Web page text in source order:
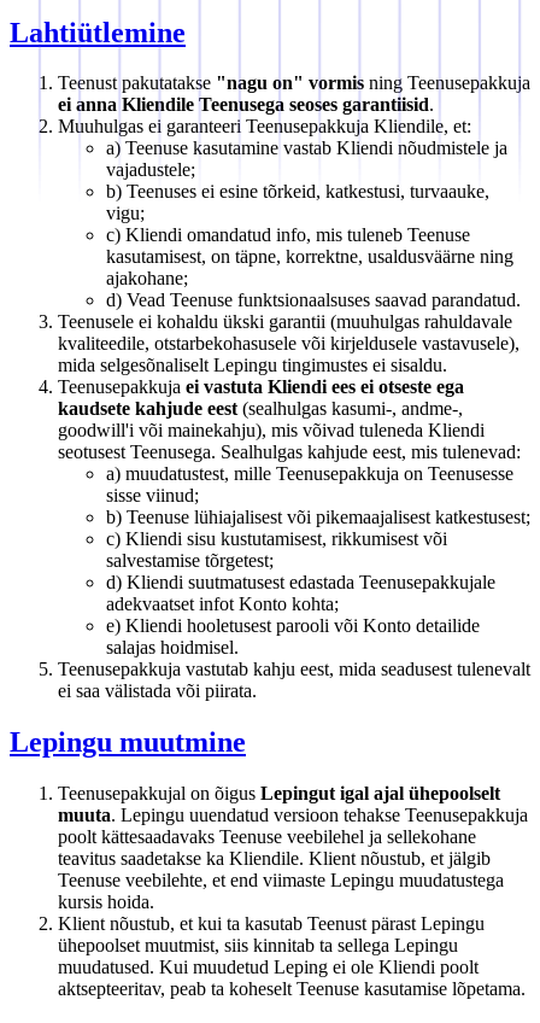
Lahtiütlemine
Teenust pakutatakse "nagu on" vormis ning Teenusepakkuja
ei anna Kliendile Teenusega seoses garantiisid.
Muuhulgas ei garanteeri Teenusepakkuja Kliendile, et:
a) Teenuse kasutamine vastab Kliendi nõudmistele ja
vajadustele;
b) Teenuses ei esine tõrkeid, katkestusi, turvaauke,
vigu;
c) Kliendi omandatud info, mis tuleneb Teenuse
kasutamisest, on täpne, korrektne, usaldusväärne ning
ajakohane;
d) Vead Teenuse funktsionaalsuses saavad parandatud.
Teenusele ei kohaldu ükski garantii (muuhulgas rahuldavale
kvaliteedile, otstarbekohasusele või kirjeldusele vastavusele),
mida selgesõnaliselt Lepingu tingimustes ei sisaldu.
Teenusepakkuja ei vastuta Kliendi ees ei otseste ega
kaudsete kahjude eest(sealhulgas kasumi-, andme-,
goodwill'i või mainekahju), mis võivad tuleneda Kliendi
seotusest Teenusega. Sealhulgas kahjude eest, mis tulenevad:
a) muudatustest, mille Teenusepakkuja on Teenusesse
sisse viinud;
b) Teenuse lühiajalisest või pikemaajalisest katkestusest;
c) Kliendi sisu kustutamisest, rikkumisest või
salvestamise tõrgetest;
d) Kliendi suutmatusest edastada Teenusepakkujale
adekvaatset infot Konto kohta;
e) Kliendi hooletusest parooli või Konto detailide
salajas hoidmisel.
Teenusepakkuja vastutab kahju eest, mida seadusest tulenevalt
ei saa välistada või piirata.
Lepingu muutmine
Teenusepakkujal on õigus Lepingut igal ajal ühepoolselt
muuta. Lepingu uuendatud versioon tehakse Teenusepakkuja
poolt kättesaadavaks Teenuse veebilehel ja sellekohane
teavitus saadetakse ka Kliendile. Klient nõustub, et jälgib
Teenuse veebilehte, et end viimaste Lepingu muudatustega
kursis hoida.
Klient nõustub, et kui ta kasutab Teenust pärast Lepingu
ühepoolset muutmist, siis kinnitab ta sellega Lepingu
muudatused. Kui muudetud Leping ei ole Kliendi poolt
aktsepteeritav, peab ta koheselt Teenuse kasutamise lõpetama.